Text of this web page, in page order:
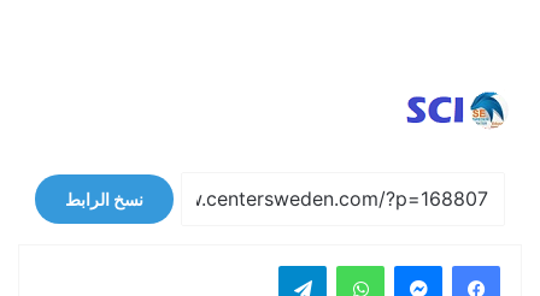
نسخ الرابط
فيسبوك واتساب